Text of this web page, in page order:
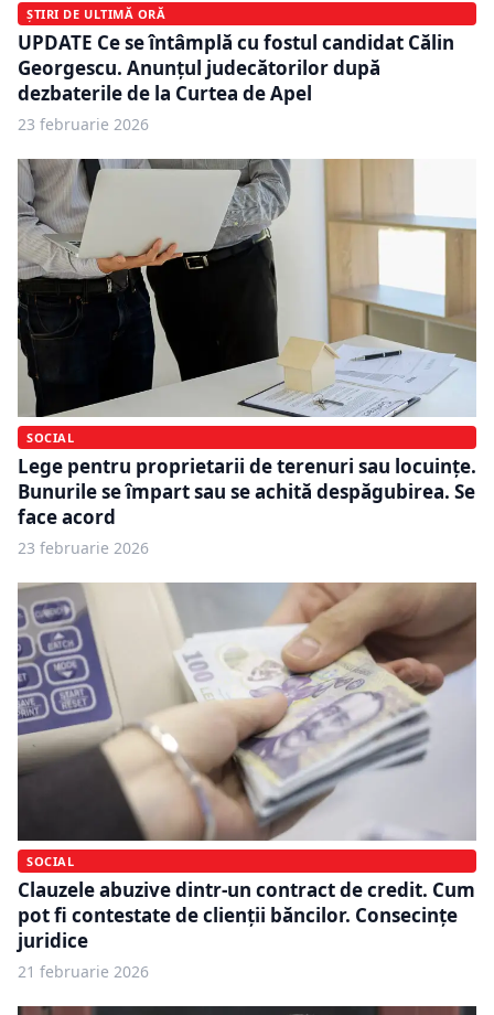
ȘTIRI DE ULTIMĂ ORĂ
UPDATE Ce se întâmplă cu fostul candidat Călin
Georgescu. Anunțul judecătorilor după
dezbaterile de la Curtea de Apel
23 februarie 2026
SOCIAL
Lege pentru proprietarii de terenuri sau locuințe.
Bunurile se împart sau se achită despăgubirea. Se
face acord
23 februarie 2026
SOCIAL
Clauzele abuzive dintr-un contract de credit. Cum
pot fi contestate de clienții băncilor. Consecințe
juridice
21 februarie 2026